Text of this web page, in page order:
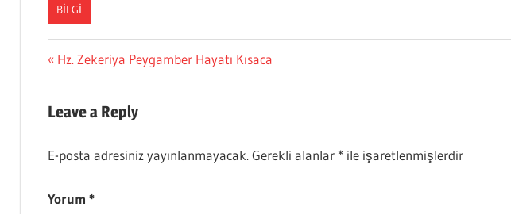
BILGI
Yazı
Previous
Hz. Zekeriya Peygamber Hayatı Kısaca
Leave a Reply
E-posta adresiniz yayınlanmayacak. Gerekli alanlar *ile işaretlenmişlerdir
Yorum *